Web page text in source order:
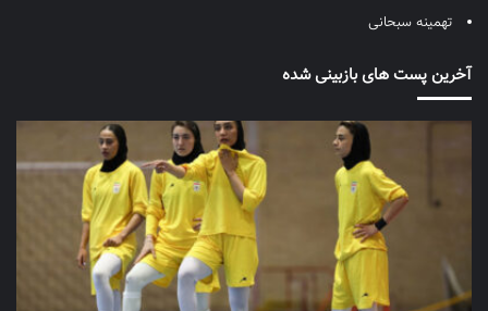
تهمینه سبحانی
آخرین پست های بازبینی شده